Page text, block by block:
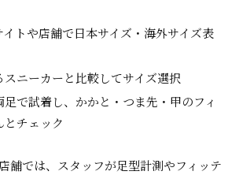
トや店舗で日本サイズ・海外サイズ表
スニーカーと比較してサイズ選択
で試着し、かかと・つま先・甲のフィ
とチェック
舗では、スタッフが足型計測やフィッテ